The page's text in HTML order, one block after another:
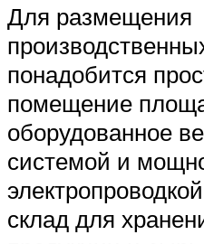
Для размещения
понадобится
помещение
оборудованное
системой и
склад для